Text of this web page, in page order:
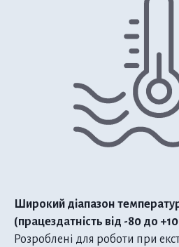
Широкий діапазон
(працездатність від -80 до
Розроблені для роботи при